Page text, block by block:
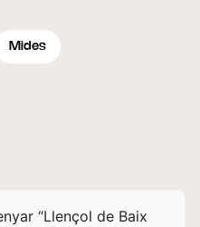
Mides
“Llençol de Baix